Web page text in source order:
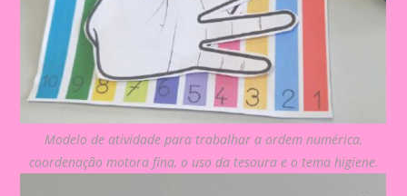
Modelo de atividade para trabalhar a ordem numérica,
coordenação motora fina, o uso da tesoura e o tema higiene.